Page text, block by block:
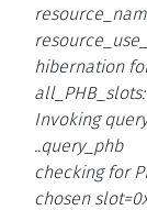
hibernation
Invoking
..query_phb
checking for
chosen